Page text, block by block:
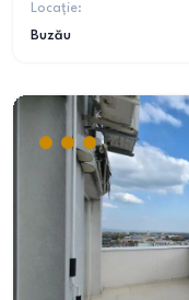
Locație:
Buzău